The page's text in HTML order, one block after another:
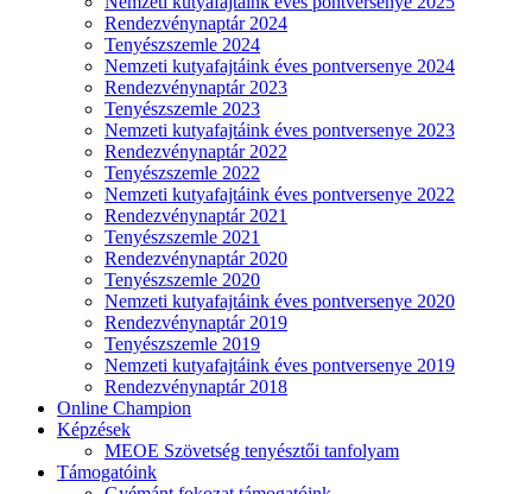
Rendezvénynaptár 2024
Tenyészszemle 2024
Nemzeti kutyafajtáink éves pontversenye 2024
Rendezvénynaptár 2023
Tenyészszemle 2023
Nemzeti kutyafajtáink éves pontversenye 2023
Rendezvénynaptár 2022
Tenyészszemle 2022
Nemzeti kutyafajtáink éves pontversenye 2022
Rendezvénynaptár 2021
Tenyészszemle 2021
Rendezvénynaptár 2020
Tenyészszemle 2020
Nemzeti kutyafajtáink éves pontversenye 2020
Rendezvénynaptár 2019
Tenyészszemle 2019
Nemzeti kutyafajtáink éves pontversenye 2019
Rendezvénynaptár 2018
Online Champion
Képzések
MEOE Szövetség tenyésztői tanfolyam
Támogatóink